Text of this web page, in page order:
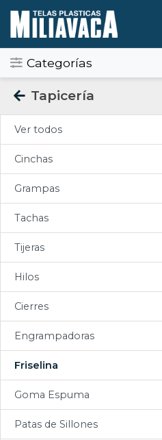
Categorías
Categorias
Todos
Gráfica / Comunicación Visual
Tapicería
Tapicería
Ver todos
Cinchas
Grampas
Tachas
Tijeras
Hilos
Cierres
Engrampadoras
Friselina
Goma Espuma
Patas de Sillones
Telas Plásticas
Felpudos
Toldos
Pisos
Sogas
Varios